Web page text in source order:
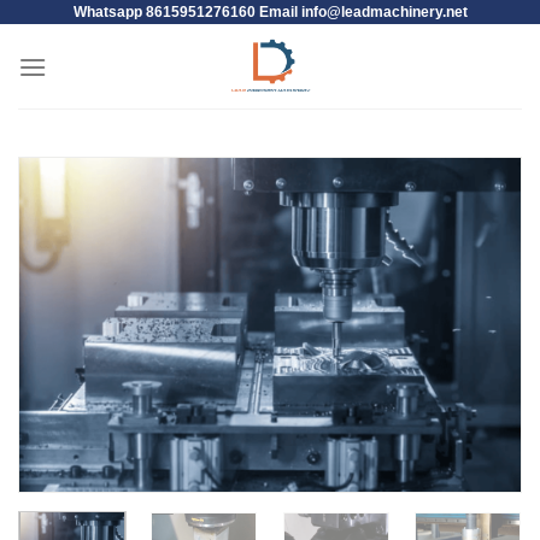
Whatsapp 8615951276160 Email info@leadmachinery.net